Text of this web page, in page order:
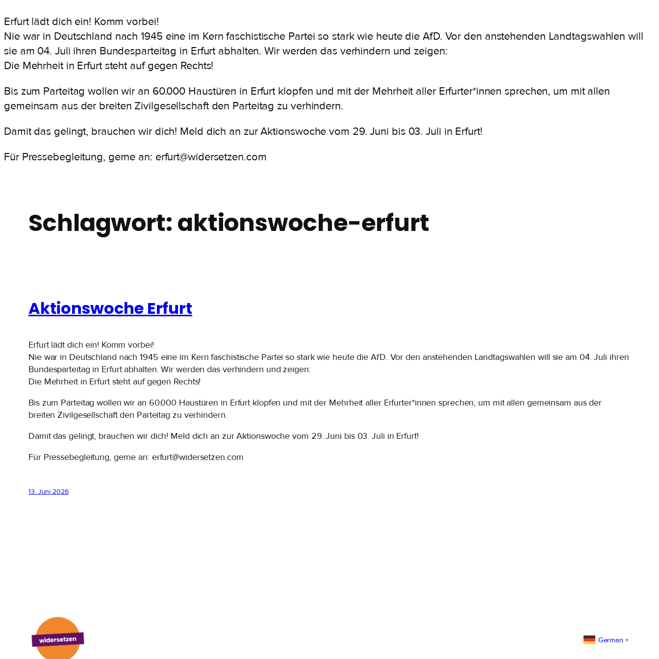
Inhalt
springen
Erfurt lädt dich ein! Komm vorbei!
Nie war in Deutschland nach 1945 eine im Kern faschistische Partei so stark wie heute die AfD. Vor den anstehenden Landtagswahlen will
sie am 04. Juli ihren Bundesparteitag in Erfurt abhalten. Wir werden das verhindern und zeigen:
Die Mehrheit in Erfurt steht auf gegen Rechts!
Bis zum Parteitag wollen wir an 60.000 Haustüren in Erfurt klopfen und mit der Mehrheit aller Erfurter*innen sprechen, um mit allen
gemeinsam aus der breiten Zivilgesellschaft den Parteitag zu verhindern.
Damit das gelingt, brauchen wir dich! Meld dich an zur Aktionswoche vom 29. Juni bis 03. Juli in Erfurt!
Für Pressebegleitung, gerne an: erfurt@widersetzen.com
Schlagwort:aktionswoche-erfurt
Aktionswoche Erfurt
Erfurt lädt dich ein! Komm vorbei!
Nie war in Deutschland nach 1945 eine im Kern faschistische Partei so stark wie heute die AfD. Vor den anstehenden Landtagswahlen will sie am 04. Juli ihren
Bundesparteitag in Erfurt abhalten. Wir werden das verhindern und zeigen:
Die Mehrheit in Erfurt steht auf gegen Rechts!
Bis zum Parteitag wollen wir an 60.000 Haustüren in Erfurt klopfen und mit der Mehrheit aller Erfurter*innen sprechen, um mit allen gemeinsam aus der
breiten Zivilgesellschaft den Parteitag zu verhindern.
Damit das gelingt, brauchen wir dich! Meld dich an zur Aktionswoche vom 29. Juni bis 03. Juli in Erfurt!
Für Pressebegleitung, gerne an: erfurt@widersetzen.com
13. Juni 2026
German ▼